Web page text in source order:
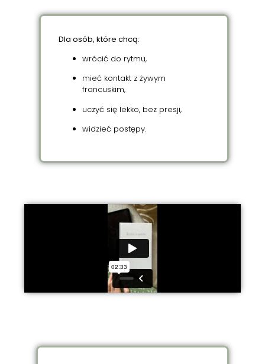
Dla osób, które chcą:
wrócić do rytmu,
mieć kontakt z żywym
francuskim,
uczyć się lekko, bez presji,
widzieć postępy.